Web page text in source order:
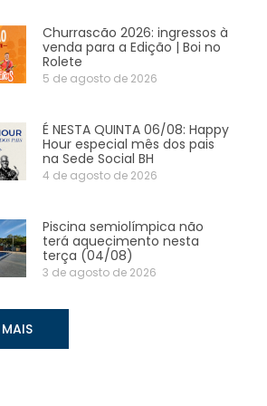
Churrascão 2026: ingressos à
venda para a Edição | Boi no
Rolete
5 de agosto de 2026
É NESTA QUINTA 06/08: Happy
Hour especial mês dos pais
na Sede Social BH
4 de agosto de 2026
Piscina semiolímpica não
terá aquecimento nesta
terça (04/08)
3 de agosto de 2026